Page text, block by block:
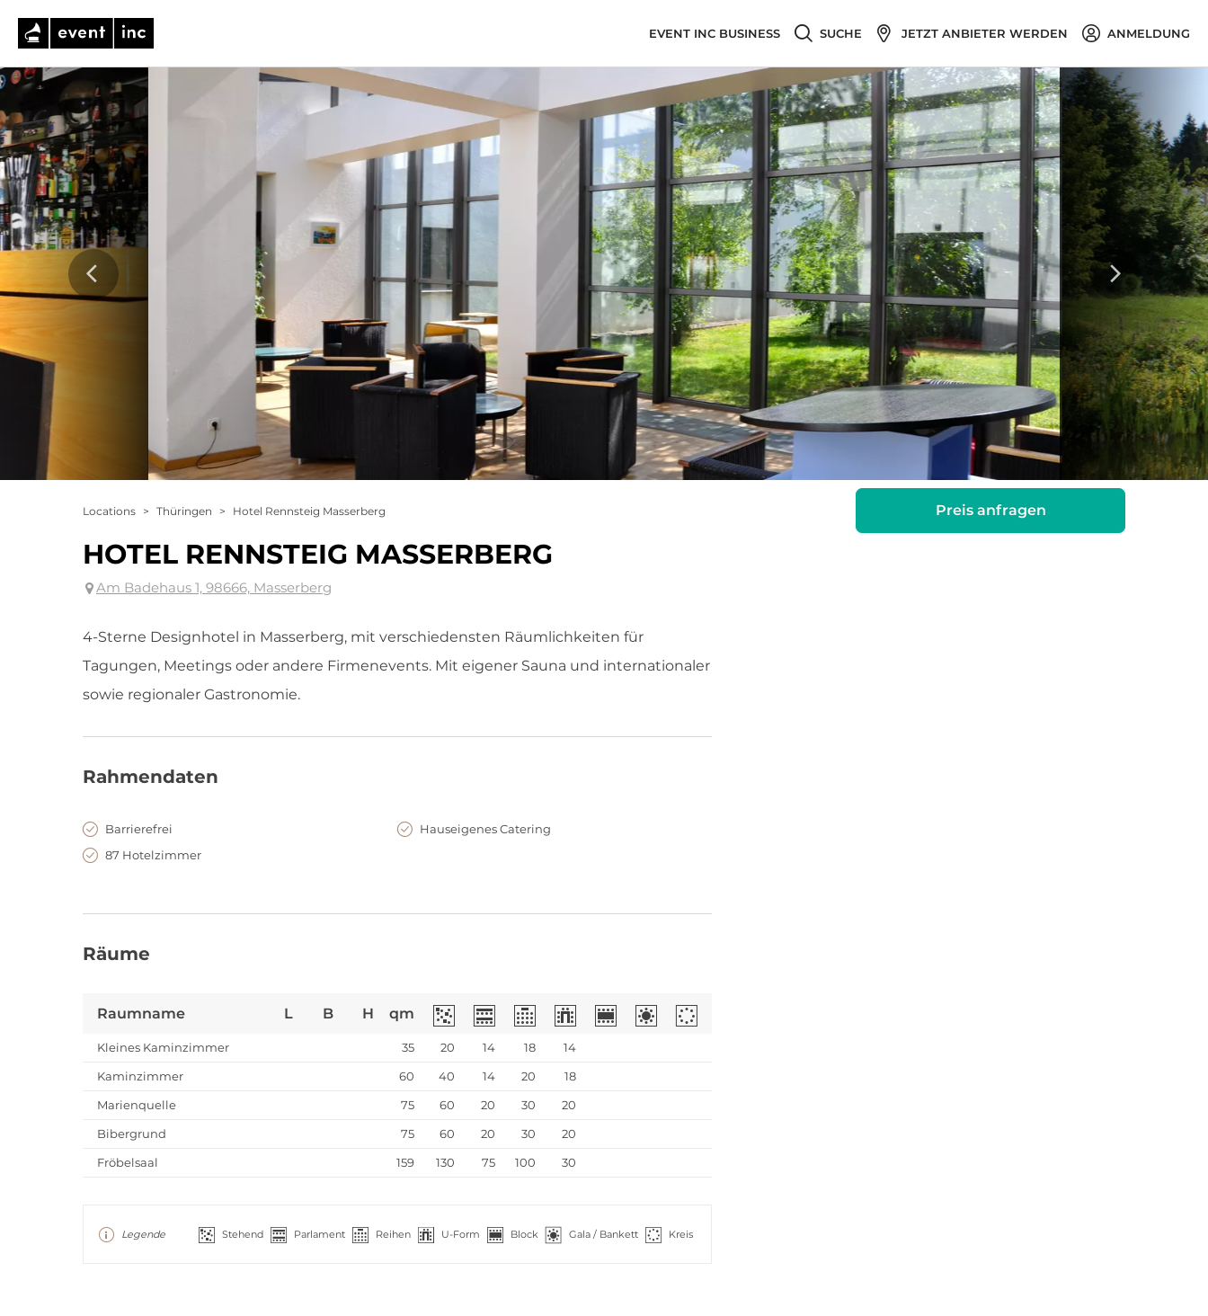
EVENT INC BUSINESS SUCHE JETZT ANBIETER WERDEN ANMELDUNG
Locations > Thüringen > Hotel Rennsteig Masserberg Preis anfragen
HOTEL RENNSTEIG MASSERBERG
Am Badehaus 1, 98666, Masserberg
4-Sterne Designhotel in Masserberg, mit verschiedensten Räumlichkeiten für
Tagungen, Meetings oder andere Firmenevents. Mit eigener Sauna und internationaler
sowie regionaler Gastronomie.
Rahmendaten
Barrierefrei
Hauseigenes Catering
87 Hotelzimmer
Räume
Raumname L B H qm
Kleines Kaminzimmer 35 20 14 18
14
Kaminzimmer
60 40 14 20
18
Marienquelle
75 60 20 30
20
Bibergrund
75 60 20 30
20
Fröbelsaal
159 130 75 100 30
Legende Stehend Parlament Reihen U-Form Block Gala / Bankett Kreis